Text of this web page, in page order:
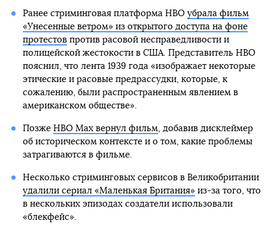
Ранее стриминговая платформа HBO убрала фильм
«Унесенные ветром» из открытого доступа на фоне
протестовпротив расовой несправедливости и
полицейской жестокости в США. Представитель HBO
пояснил, что лента 1939 года «изображает некоторые
этические и расовые предрассудки, которые, к
сожалению, были распространенным явлением в
американском обществе».
Позже HBO Max вернул фильм, добавив дисклеймер
об историческом контексте и о том, какие проблемы
затрагиваются в фильме.
Несколько стриминговых сервисов в Великобритании
удалили сериал «Маленькая Британия»из-за того, что
в нескольких эпизодах создатели использовали
«блекфейс».